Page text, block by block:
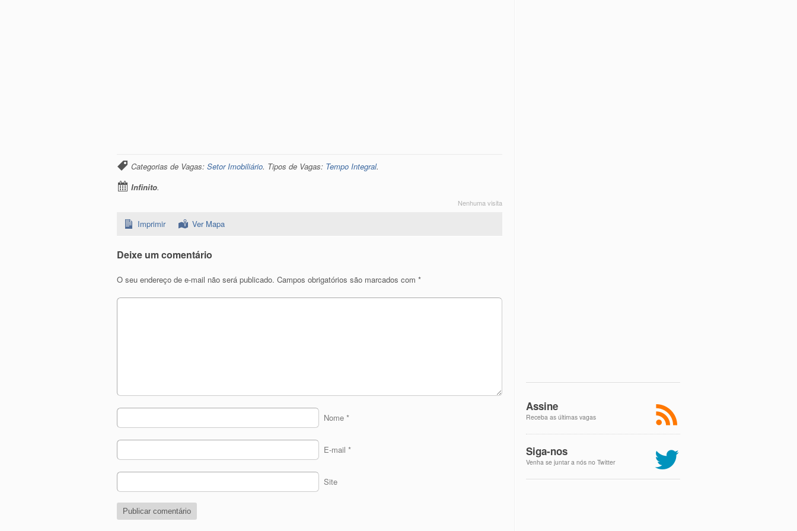
Categorias de Vagas: Setor Imobiliário. Tipos de Vagas: Tempo Integral.
Infinito.
Nenhuma visita
Imprimir Ver Mapa
Deixe um comentário
O seu endereço de e-mail não será publicado. Campos obrigatórios são marcados com *
Nome *
E-mail *
Site
Assine
Receba as últimas vagas
Siga-nos
Venha se juntar a nós no Twitter